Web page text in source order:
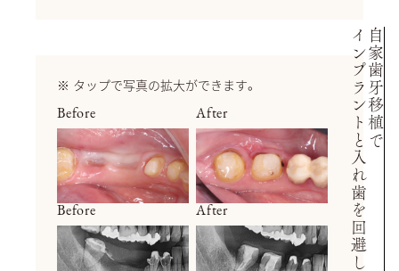
自家歯牙移植で
インプラントと入れ歯を回避した症例
タップで写真の拡大ができます。
Before After
Before After